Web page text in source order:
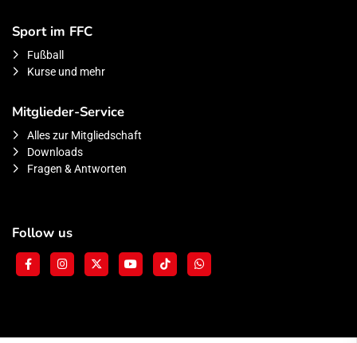
Sport im FFC
Fußball
Kurse und mehr
Mitglieder-Service
Alles zur Mitgliedschaft
Downloads
Fragen & Antworten
Follow us